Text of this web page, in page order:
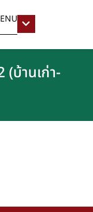
บ้านเก่า-